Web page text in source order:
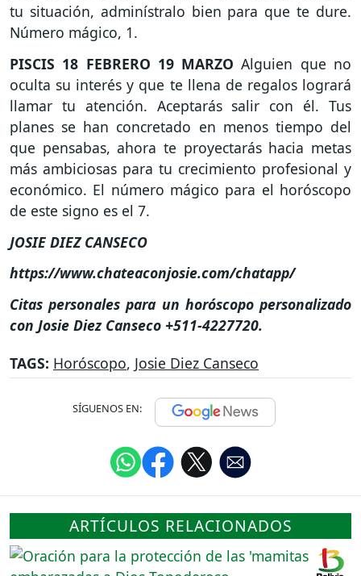
tu situación, adminístralo bien para que te dure.
Número mágico, 1.
PISCIS 18 FEBRERO 19 MARZO Alguien que no
oculta su interés y que te llena de regalos logrará
llamar tu atención. Aceptarás salir con él. Tus
planes se han concretado en menos tiempo del
que pensabas, ahora te proyectarás hacia metas
más ambiciosas para tu crecimiento profesional y
económico. El número mágico para el horóscopo
de este signo es el 7.
JOSIE DIEZ CANSECO
https://www.chateaconjosie.com/chatapp/
Citas personales para un horóscopo personalizado
con Josie Diez Canseco +511-4227720.
TAGS: Horóscopo, Josie Diez Canseco
SÍGUENOS EN:
ARTÍCULOS RELACIONADOS